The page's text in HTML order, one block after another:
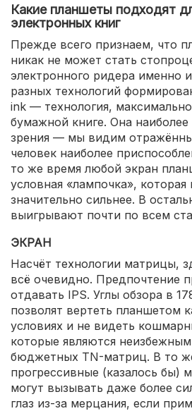
Какие планшеты подходят
электронных книг
Прежде всего признаем, что
никак не может стать
электронного ридера именно
разных технологий
ink — технология,
бумажной книге. Она
зрения — мы видим
человек наиболее
то же время любой экран
условная «лампочка», которая
значительно сильнее. В
выигрывают почти по всем
ЭКРАН
Насчёт технологии матрицы,
всё очевидно. Предпочтение
отдавать IPS. Углы обзора в
позволят вертеть планшетом
условиях и не видеть
которые являются
бюджетных TN-матриц. В то
прогрессивные (казалось бы)
могут вызывать даже более
глаз из-за мерцания, если